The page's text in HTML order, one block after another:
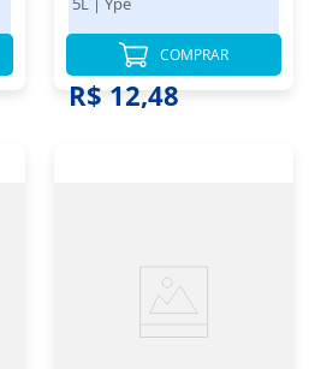
R$ 12,48
COMPRAR